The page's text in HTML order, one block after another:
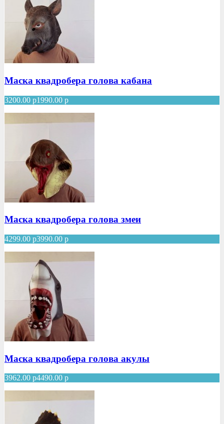
Маска квадробера голова кабана
3200.00 р1990.00 р
Маска квадробера голова змеи
4299.00 р3990.00 р
Маска квадробера голова акулы
3962.00 р4490.00 р